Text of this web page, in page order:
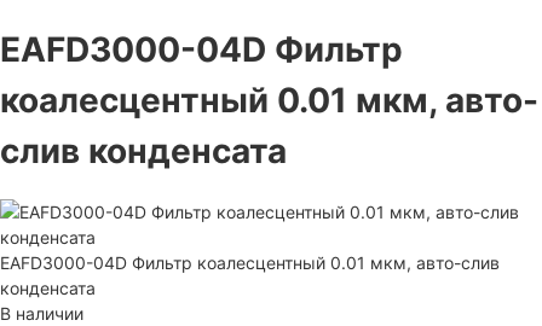
EAFD3000-04D Фильтр
коалесцентный 0.01 мкм, авто-
слив конденсата
EAFD3000-04D Фильтр коалесцентный 0.01 мкм, авто-слив
конденсата
В наличии